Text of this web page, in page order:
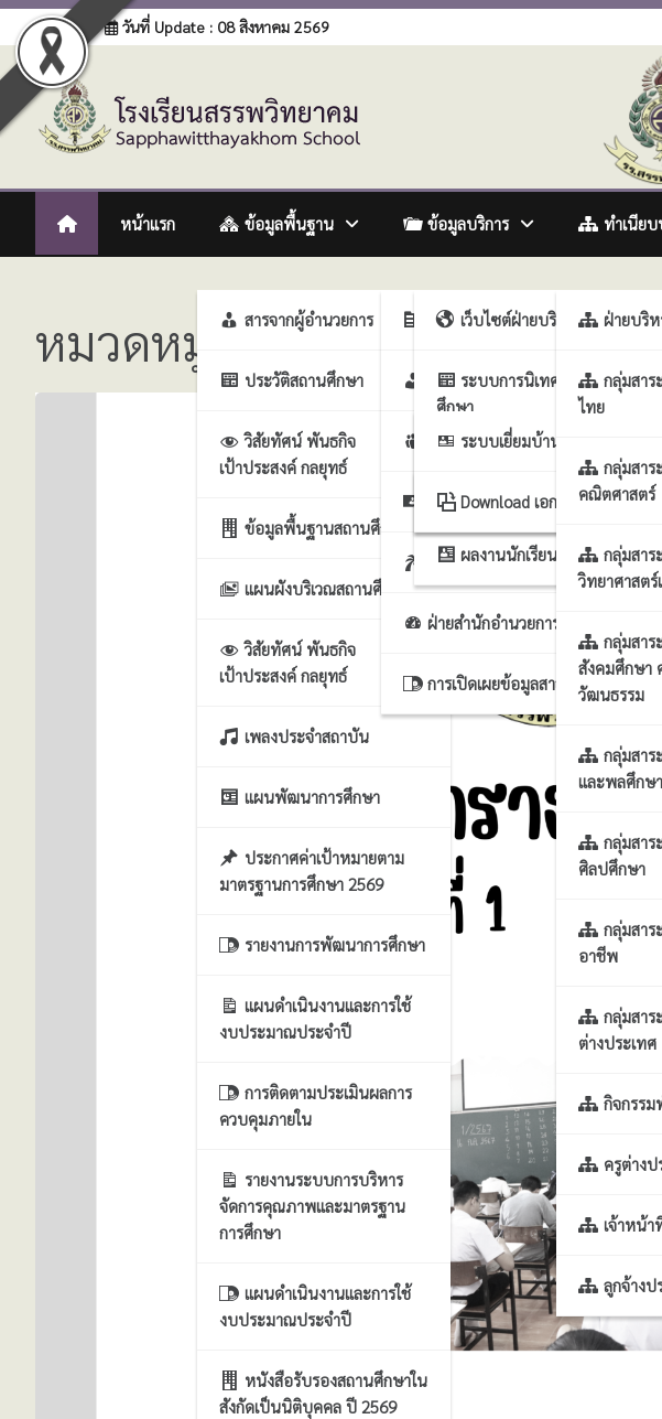
Skip
to
content
Login วันที่ Update : 08 สิงหาคม 2569
โรงเรียนสรรพวิทยาคม
:: โรงเรียนสรรพวิทยาคม อำเภอแม่สอด จังหวัดตาก :: Sapphawitthayakhom School
หน้าแรก ข้อมูลพื้นฐาน
สารจากผู้อำนวยการ
ประวัติสถานศึกษา
วิสัยทัศน์ พันธกิจ
เป้าประสงค์ กลยุทธ์
ข้อมูลพื้นฐานสถานศึกษา
แผนผังบริเวณสถานศึกษา
วิสัยทัศน์ พันธกิจ
เป้าประสงค์ กลยุทธ์
เพลงประจำสถาบัน
แผนพัฒนาการศึกษา
ประกาศค่าเป้าหมายตาม
มาตรฐานการศึกษา 2569
รายงานการพัฒนาการศึกษา
แผนดำเนินงานและการใช้
งบประมาณประจำปี
การติดตามประเมินผลการ
ควบคุมภายใน
รายงานระบบการบริหาร
จัดการคุณภาพและมาตรฐาน
การศึกษา
แผนดำเนินงานและการใช้
งบประมาณประจำปี
หนังสือรับรองสถานศึกษาใน
สังกัดเป็นนิติบุคคล ปี 2569
ข้อมูลบริการ
ฝ่ายบริหารวิชาการ
เว็บไซต์ฝ่ายบริหารวิชาการ
ระบบการนิเทศภายในสถาน
ศึกษา
งานประกันคุณภาพสถาน
ศึกษา
ผลงานนักเรียน
ฝ่ายบริหารงานบุคคล
ฝ่ายบริหารกิจการนักเรียน
ระบบเยี่ยมบ้านนักเรียน
ระบบขยะแลกแต้ม
ฝ่ายธุรการ นโยบาย แผนฯ
Download เอกสารแผนงาน
ฝ่ายบริหารงานทั่วไป
ฝ่ายสำนักอำนวยการ
การเปิดเผยข้อมูลสาธารณะ
ทำเนีย
ฝ่ายบริ
กลุ่มสาร
ไทย
กลุ่มสาร
คณิตศาสตร์
กลุ่มสาร
วิทยาศาสตร์
กลุ่มสาร
สังคมศึกษา
วัฒนธรรม
กลุ่มสาร
และพลศึกษา
กลุ่มสาร
ศิลปศึกษา
กลุ่มสาร
อาชีพ
กลุ่มสาร
ต่างประเทศ
กิจกรร
ครูต่างป
เจ้าหน้า
ลูกจ้างป
หมวดหมู่:สื่อ วีดีทัศน์ สถานศึก